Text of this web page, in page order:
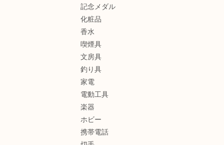
記念メダル
化粧品
香水
喫煙具
文房具
釣り具
家電
電動工具
楽器
ホビー
携帯電話